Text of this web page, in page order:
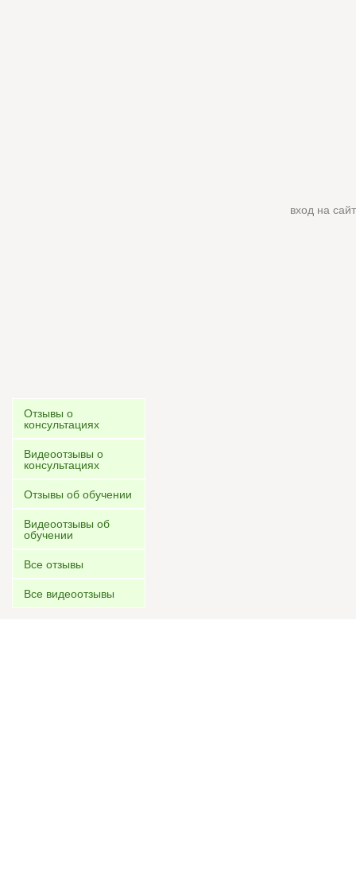
вход на сайт
Отзывы о
консультациях
Видеоотзывы о
консультациях
Отзывы об обучении
Видеоотзывы об
обучении
Все отзывы
Все видеоотзывы